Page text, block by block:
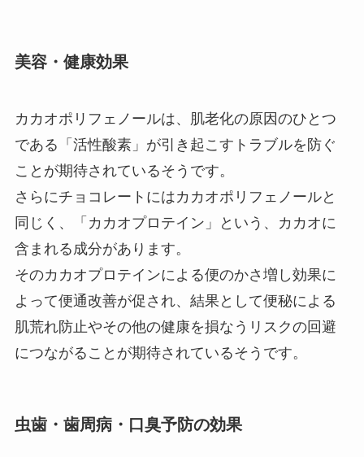
美容・健康効果
カカオポリフェノールは、肌老化の原因のひとつ
である「活性酸素」が引き起こすトラブルを防ぐ
ことが期待されているそうです。
さらにチョコレートにはカカオポリフェノールと
同じく、「カカオプロテイン」という、カカオに
含まれる成分があります。
そのカカオプロテインによる便のかさ増し効果に
よって便通改善が促され、結果として便秘による
肌荒れ防止やその他の健康を損なうリスクの回避
につながることが期待されているそうです。
虫歯・歯周病・口臭予防の効果